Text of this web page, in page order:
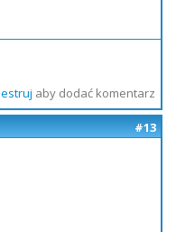
aby dodać komentarz
#13